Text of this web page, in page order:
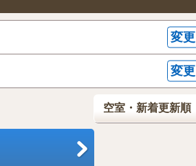
変更
変更